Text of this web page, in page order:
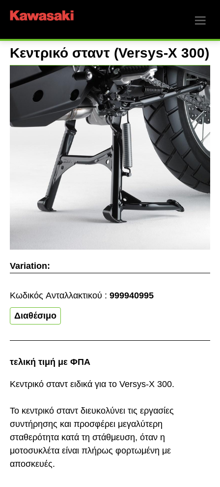
Κεντρικό σταντ (Versys-X 300)
Κεντρικό σταντ ειδικά για το Versys-X 300.
Το κεντρικό σταντ διευκολύνει τις εργασίες
συντήρησης και προσφέρει μεγαλύτερη
σταθερότητα κατά τη στάθμευση, όταν η
μοτοσυκλέτα είναι πλήρως φορτωμένη με
αποσκευές.
τελική τιμή με ΦΠΑ
Variation:
Κωδικός Aνταλλακτικού : 999940995
Διαθέσιμο